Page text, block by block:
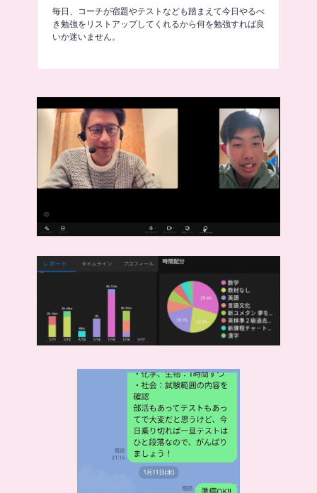
毎日、コーチが宿題やテストなども踏まえて今日やるべ
き勉強をリストアップしてくれるから何を勉強すれば良
いか迷いません。